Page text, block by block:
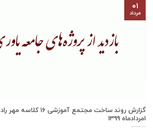
گزارش روند ساخت مجتمع
۱مردادماه ۱۳۹۹
۰۱
مرداد